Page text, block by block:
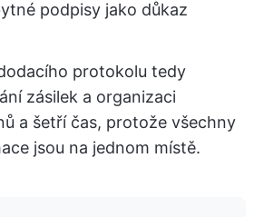
podpisy jako důkaz
protokolu tedy
zásilek a organizaci
a šetří čas, protože všechny
jsou na jednom místě.